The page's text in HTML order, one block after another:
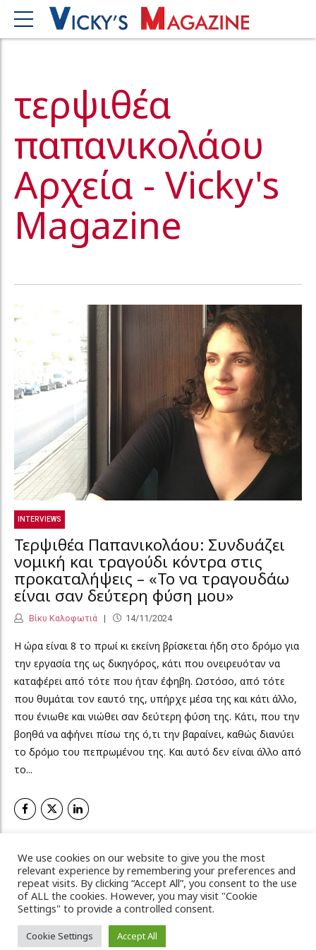
τερψιθέα
παπανικολάου
Αρχεία - Vicky's
Magazine
INTERVIEWS
Τερψιθέα Παπανικολάου: Συνδυάζει
νομική και τραγούδι κόντρα στις
προκαταλήψεις – «Το να τραγουδάω
είναι σαν δεύτερη φύση μου»
Βίκυ Καλοφωτιά 14/11/2024
Η ώρα είναι 8 το πρωί κι εκείνη βρίσκεται ήδη στο δρόμο για
την εργασία της ως δικηγόρος, κάτι που ονειρευόταν να
καταφέρει από τότε που ήταν έφηβη. Ωστόσο, από τότε
που θυμάται τον εαυτό της, υπήρχε μέσα της και κάτι άλλο,
που ένιωθε και νιώθει σαν δεύτερη φύση της. Κάτι, που την
βοηθά να αφήνει πίσω της ό,τι την βαραίνει, καθώς διανύει
το δρόμο του πεπρωμένου της. Και αυτό δεν είναι άλλο από
το...
Vicky's Magazine, 2022 © All Rights Reserved
We use cookies on our website to give you the most
relevant experience by remembering your preferences and
repeat visits. By clicking “Accept All”, you consent to the use
of ALL the cookies. However, you may visit "Cookie
Settings" to provide a controlled consent.
Cookie Settings Accept All